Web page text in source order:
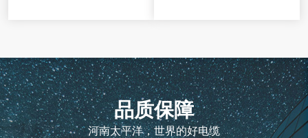
品质保障
河南太平洋，世界的好电缆